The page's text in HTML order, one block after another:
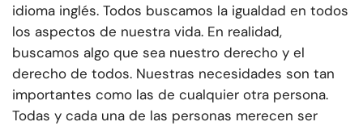
idioma inglés. Todos buscamos la igualdad en todos
los aspectos de nuestra vida. En realidad,
buscamos algo que sea nuestro derecho y el
derecho de todos. Nuestras necesidades son tan
importantes como las de cualquier otra persona.
Todas y cada una de las personas merecen ser